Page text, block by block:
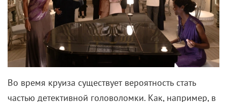
Во время круиза существует вероятность стать
частью детективной головоломки. Как, например, в
«Смерти на Ниле», прямом продолжении «Убийства
в «Восточном экспрессе». После приключений в
поезде Эркюль Пуаров исполнении Кеннета Браны